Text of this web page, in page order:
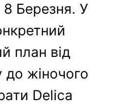
Березня. У
план від
жіночого
Delica